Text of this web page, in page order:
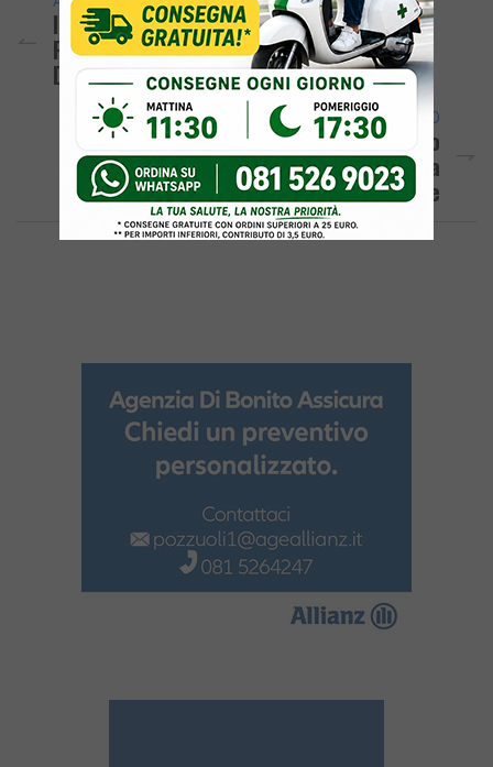
In 500 Per Le Prove Di Evacuazione A
Pozzuoli E Bacoli: Previsti I Trasferimenti
Da Via Napoli E “Palazzine”
ARTICOLO SUCCESSIVO
POZZUOLI/ Il Tratto Di Costa Tra Il Molo
Caligoliano E Il Lungomare Pertini Torna
Balneabile